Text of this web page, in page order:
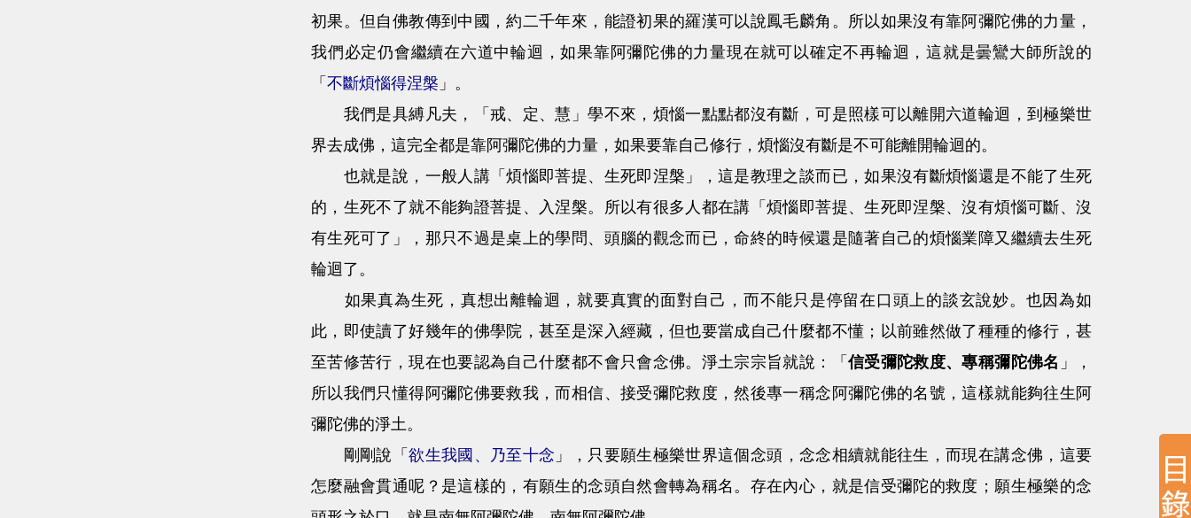
初果。但自佛教傳到中國，約二千年來，能證初果的羅漢可以說鳳毛麟角。所以如果沒有靠阿彌陀佛的力量，
我們必定仍會繼續在六道中輪迴，如果靠阿彌陀佛的力量現在就可以確定不再輪迴，這就是曇鸞大師所說的
「 不斷煩惱得涅槃 」。
我們是具縛凡夫，「戒、定、慧」學不來，煩惱一點點都沒有斷，可是照樣可以離開六道輪迴，到極樂世
界去成佛，這完全都是靠阿彌陀佛的力量，如果要靠自己修行，煩惱沒有斷是不可能離開輪迴的。
也就是說，一般人講「煩惱即菩提、生死即涅槃」，這是教理之談而已，如果沒有斷煩惱還是不能了生死
的，生死不了就不能夠證菩提、入涅槃。所以有很多人都在講「煩惱即菩提、生死即涅槃、沒有煩惱可斷、沒
有生死可了」，那只不過是桌上的學問、頭腦的觀念而已，命終的時候還是隨著自己的煩惱業障又繼續去生死
輪迴了。
如果真為生死，真想出離輪迴，就要真實的面對自己，而不能只是停留在口頭上的談玄說妙。也因為如
此，即使讀了好幾年的佛學院，甚至是深入經藏，但也要當成自己什麼都不懂；以前雖然做了種種的修行，甚
至苦修苦行，現在也要認為自己什麼都不會只會念佛。淨土宗宗旨就說：「 信受彌陀救度、專稱彌陀佛名 」，
所以我們只懂得阿彌陀佛要救我，而相信、接受彌陀救度，然後專一稱念阿彌陀佛的名號，這樣就能夠往生阿
彌陀佛的淨土。
剛剛說「欲生我國、乃至十念 」，只要願生極樂世界這個念頭，念念相續就能往生，而現在講念佛，這要
怎麼融會貫通呢？是這樣的，有願生的念頭自然會轉為稱名。存在內心，就是信受彌陀的救度；願生極樂的念